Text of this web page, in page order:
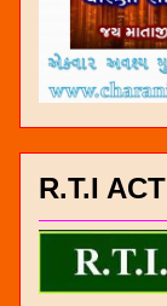
R.T.I ACT